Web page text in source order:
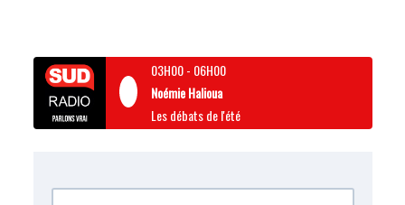
03H00- 06H00
Noémie Halioua
Les débats de l'été